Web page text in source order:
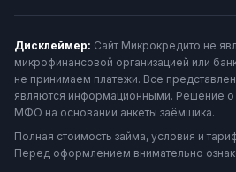
Дисклеймер: Сайт Микрокредито не
микрофинансовой организацией или
не принимаем платежи. Все
являются информационными. Решение о
МФО на основании анкеты заёмщика.
Полная стоимость займа, условия и
Перед оформлением внимательно